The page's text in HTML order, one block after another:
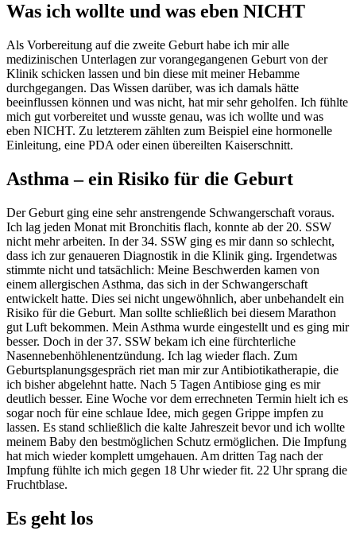
Was ich wollte und was eben NICHT
Als Vorbereitung auf die zweite Geburt habe ich mir alle
medizinischen Unterlagen zur vorangegangenen Geburt von der
Klinik schicken lassen und bin diese mit meiner Hebamme
durchgegangen. Das Wissen darüber, was ich damals hätte
beeinflussen können und was nicht, hat mir sehr geholfen. Ich fühlte
mich gut vorbereitet und wusste genau, was ich wollte und was
eben NICHT. Zu letzterem zählten zum Beispiel eine hormonelle
Einleitung, eine PDA oder einen übereilten Kaiserschnitt.
Asthma – ein Risiko für die Geburt
Der Geburt ging eine sehr anstrengende Schwangerschaft voraus.
Ich lag jeden Monat mit Bronchitis flach, konnte ab der 20. SSW
nicht mehr arbeiten. In der 34. SSW ging es mir dann so schlecht,
dass ich zur genaueren Diagnostik in die Klinik ging. Irgendetwas
stimmte nicht und tatsächlich: Meine Beschwerden kamen von
einem allergischen Asthma, das sich in der Schwangerschaft
entwickelt hatte. Dies sei nicht ungewöhnlich, aber unbehandelt ein
Risiko für die Geburt. Man sollte schließlich bei diesem Marathon
gut Luft bekommen. Mein Asthma wurde eingestellt und es ging mir
besser. Doch in der 37. SSW bekam ich eine fürchterliche
Nasennebenhöhlenentzündung. Ich lag wieder flach. Zum
Geburtsplanungsgespräch riet man mir zur Antibiotikatherapie, die
ich bisher abgelehnt hatte. Nach 5 Tagen Antibiose ging es mir
deutlich besser. Eine Woche vor dem errechneten Termin hielt ich es
sogar noch für eine schlaue Idee, mich gegen Grippe impfen zu
lassen. Es stand schließlich die kalte Jahreszeit bevor und ich wollte
meinem Baby den bestmöglichen Schutz ermöglichen. Die Impfung
hat mich wieder komplett umgehauen. Am dritten Tag nach der
Impfung fühlte ich mich gegen 18 Uhr wieder fit. 22 Uhr sprang die
Fruchtblase.
Es geht los